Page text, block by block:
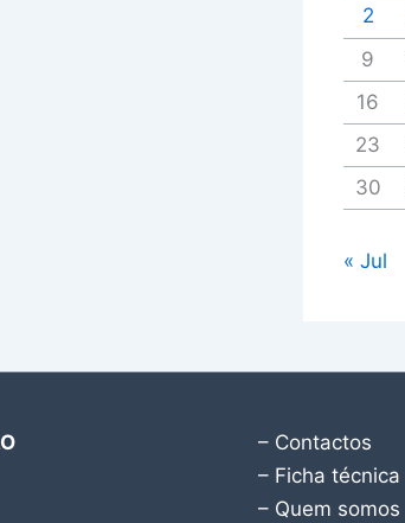
2
9
16
23
30
« Jul
– Contactos
– Ficha técnica
– Quem somos